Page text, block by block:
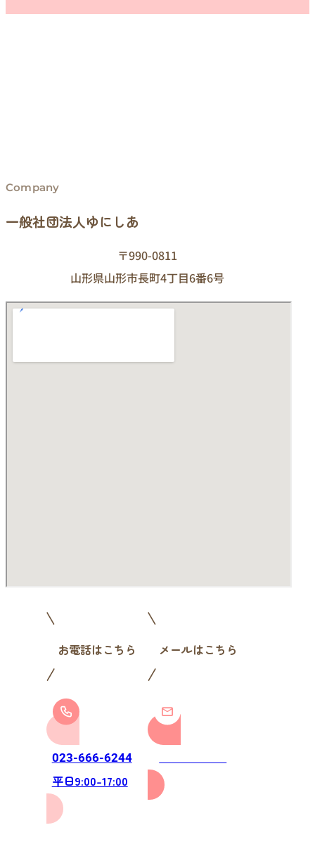
Company
一般社団法人ゆにしあ
〒990-0811
山形県山形市長町4丁目6番6号
お電話はこちら
023-666-6244
平日9:00-17:00
メールはこちら